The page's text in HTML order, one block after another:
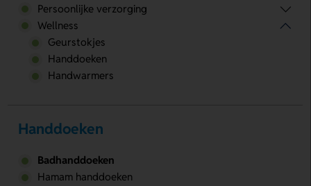
Persoonlijke verzorging
Wellness
Geurstokjes
Handdoeken
Handwarmers
Handdoeken
Badhanddoeken
Hamam handdoeken